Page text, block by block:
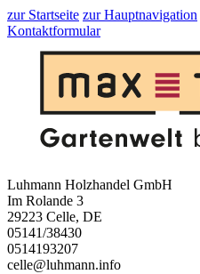
zur Startseite zur Hauptnavigation
Kontaktformular
Luhmann Holzhandel GmbH
Im Rolande 3
29223 Celle, DE
05141/38430
0514193207
celle@luhmann.info